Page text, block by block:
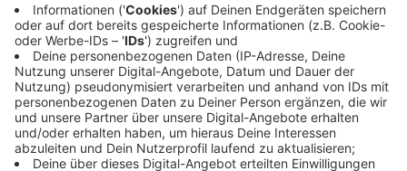
Burgstaller
Barbara
Markt 6
4134
Für Schiedlberg
Hauptstrasse 15
4521 Schiedlberg
Hauer Johanna
Hauptstraße 7
4164
Schwarzenberg
Hinterleitner
Gertrud
Schulstraße 13 4672